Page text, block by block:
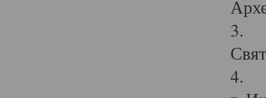
3.
4.